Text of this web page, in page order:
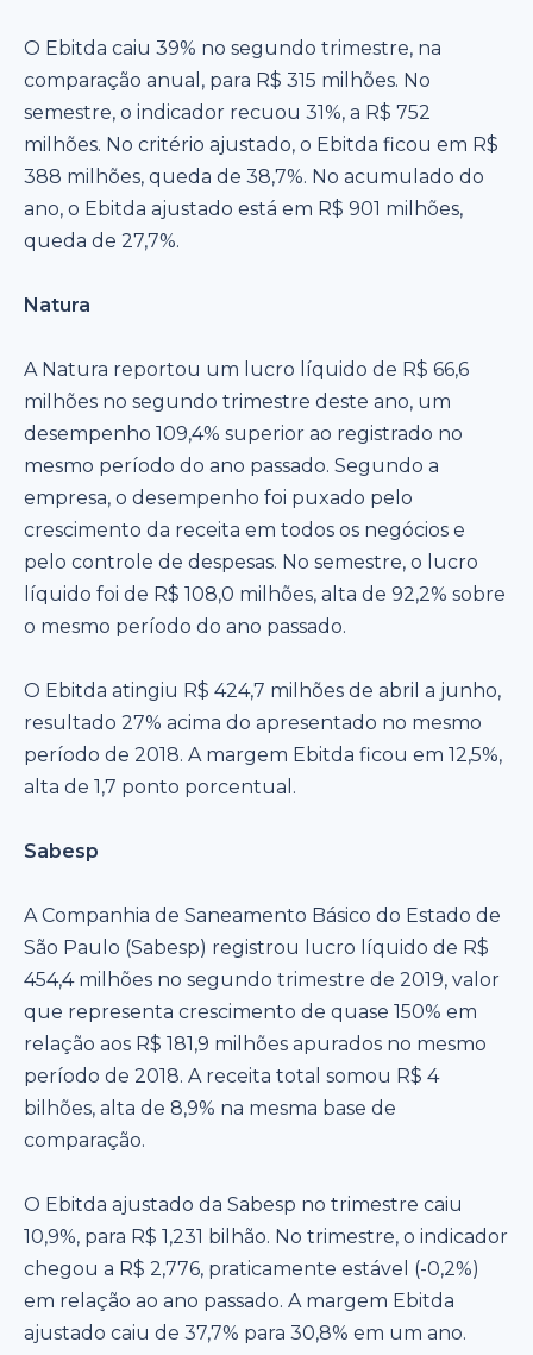
O Ebitda caiu 39% no segundo trimestre, na
comparação anual, para R$ 315 milhões. No
semestre, o indicador recuou 31%, a R$ 752
milhões. No critério ajustado, o Ebitda ficou em R$
388 milhões, queda de 38,7%. No acumulado do
ano, o Ebitda ajustado está em R$ 901 milhões,
queda de 27,7%.
Natura
A Natura reportou um lucro líquido de R$ 66,6
milhões no segundo trimestre deste ano, um
desempenho 109,4% superior ao registrado no
mesmo período do ano passado. Segundo a
empresa, o desempenho foi puxado pelo
crescimento da receita em todos os negócios e
pelo controle de despesas. No semestre, o lucro
líquido foi de R$ 108,0 milhões, alta de 92,2% sobre
o mesmo período do ano passado.
O Ebitda atingiu R$ 424,7 milhões de abril a junho,
resultado 27% acima do apresentado no mesmo
período de 2018. A margem Ebitda ficou em 12,5%,
alta de 1,7 ponto porcentual.
Sabesp
A Companhia de Saneamento Básico do Estado de
São Paulo (Sabesp) registrou lucro líquido de R$
454,4 milhões no segundo trimestre de 2019, valor
que representa crescimento de quase 150% em
relação aos R$ 181,9 milhões apurados no mesmo
período de 2018. A receita total somou R$ 4
bilhões, alta de 8,9% na mesma base de
comparação.
O Ebitda ajustado da Sabesp no trimestre caiu
10,9%, para R$ 1,231 bilhão. No trimestre, o indicador
chegou a R$ 2,776, praticamente estável (-0,2%)
em relação ao ano passado. A margem Ebitda
ajustado caiu de 37,7% para 30,8% em um ano.